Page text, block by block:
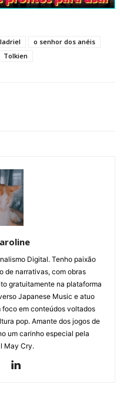
o senhor dos anéis
Tolkien
Digital. Tenho paixão
de narrativas, com obras
gratuitamente na plataforma
Japanese Music e atuo
em conteúdos voltados
pop. Amante dos jogos de
um carinho especial pela
May Cry.